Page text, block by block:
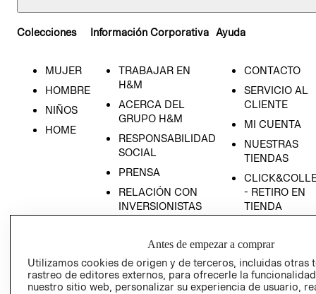
Colecciones
MUJER
HOMBRE
NIÑOS
HOME
Información Corporativa
TRABAJAR EN
H&M
ACERCA DEL
GRUPO H&M
RESPONSABILIDAD
SOCIAL
PRENSA
RELACIÓN CON
INVERSIONISTAS
EMPRESARIAL
Ayuda
CONTACTO
SERVICIO AL
CLIENTE
MI CUENTA
NUESTRAS
TIENDAS
- RETIRO EN
TIENDA
CONDICIONES
AVISO DE
PRIVACIDAD
Antes de empezar a comprar
Utilizamos cookies de origen y de terceros, incluidas otras
rastreo de editores externos, para ofrecerle la
nuestro sitio web, personalizar su experiencia de usuario,